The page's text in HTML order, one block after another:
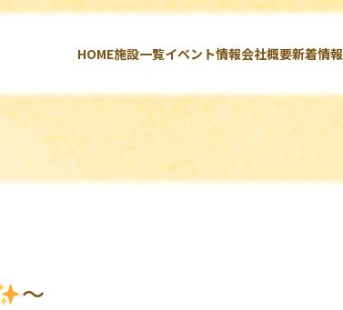
HOME施設一覧イベント情報会社概要新着情報
～